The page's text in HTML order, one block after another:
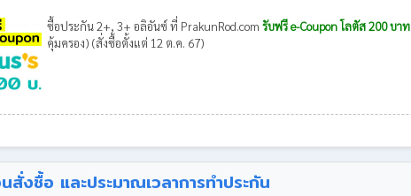
ซื้อประกัน 2+, 3+ อลิอันซ์ ที่ PrakunRod.com รับฟรี e-Coupon โลตัส 200 บาท
คุ้มครอง) (สั่งซื้อตั้งแต่ 12 ต.ค. 67)
สั่งซื้อ และประมาณเวลาการทำประกัน